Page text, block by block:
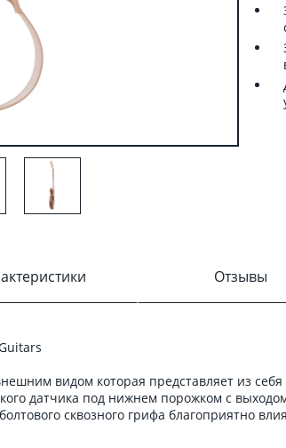
Отзывы
видом которая представляет из себя
датчика под нижнем порожком с
сквозного грифа благоприятно